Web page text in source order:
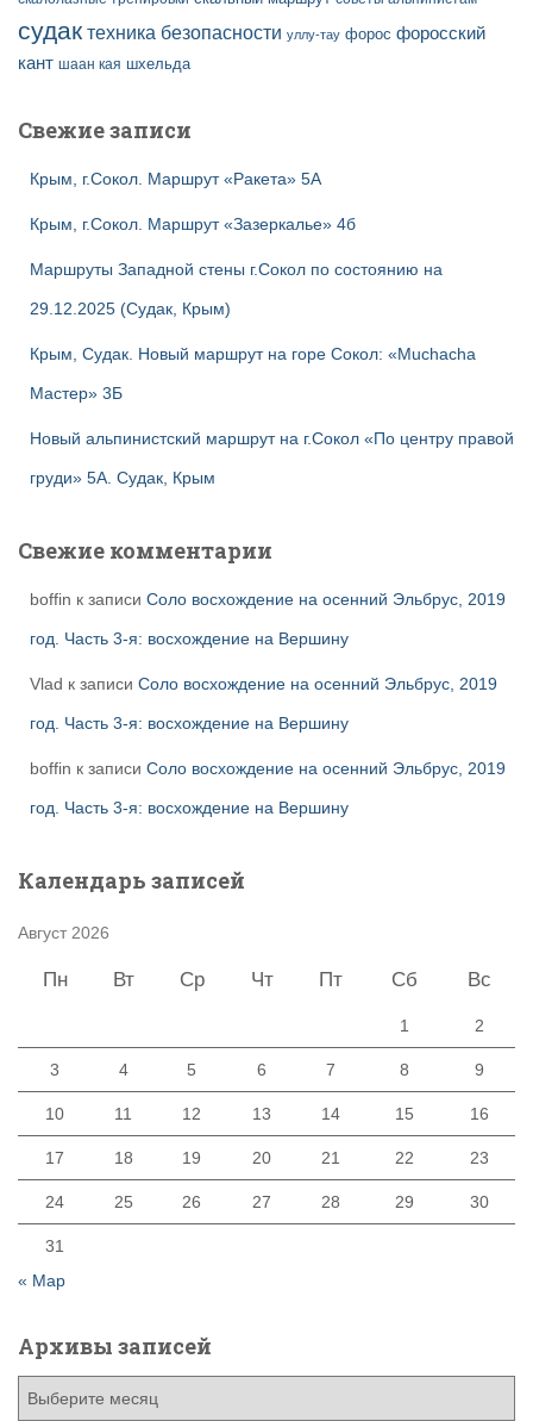
судак техника безопасности уллу-тау форос форосский
кант шаан кая шхельда
Свежие записи
Крым, г.Сокол. Маршрут «Ракета» 5А
Крым, г.Сокол. Маршрут «Зазеркалье» 4б
Маршруты Западной стены г.Сокол по состоянию на
29.12.2025 (Судак, Крым)
Крым, Судак. Новый маршрут на горе Сокол: «Muchacha
Мастер» 3Б
Новый альпинистский маршрут на г.Сокол «По центру правой
груди» 5А. Судак, Крым
Свежие комментарии
boffin к записи Соло восхождение на осенний Эльбрус, 2019
год. Часть 3-я: восхождение на Вершину
Vlad к записи Соло восхождение на осенний Эльбрус, 2019
год. Часть 3-я: восхождение на Вершину
boffin к записи Соло восхождение на осенний Эльбрус, 2019
год. Часть 3-я: восхождение на Вершину
Календарь записей
Август 2026
Пн Вт Ср Чт Пт Сб Вс
1 2
3 4 5 6 7 8 9
10 11 12 13 14 15 16
17 18 19 20 21 22 23
24 25 26 27 28 29 30
31
« Мар
Архивы записей